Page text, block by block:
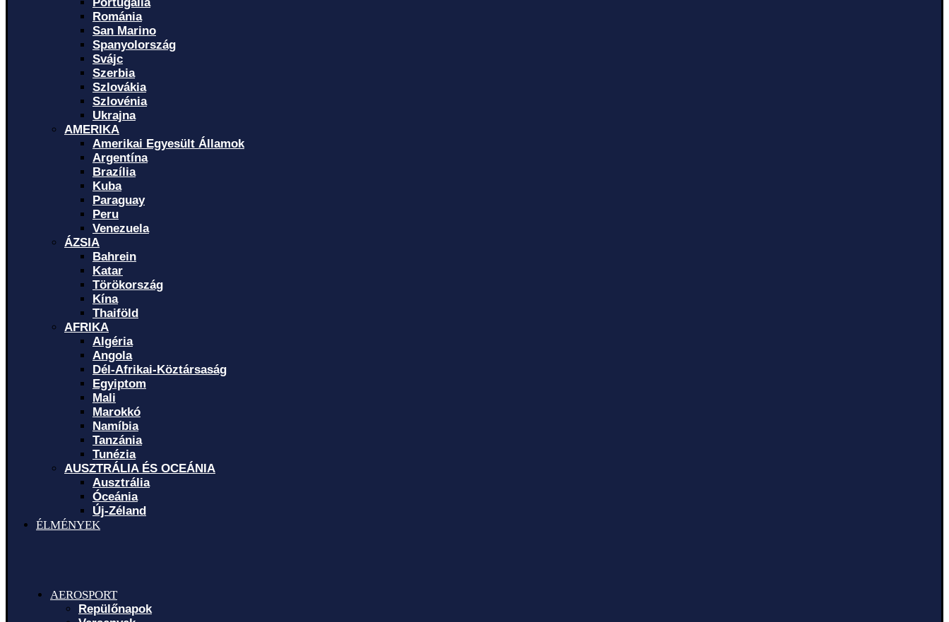
Románia
San Marino
Spanyolország
Svájc
Szerbia
Szlovákia
Szlovénia
Ukrajna
AMERIKA
Amerikai Egyesült Államok
Argentína
Brazília
Kuba
Paraguay
Peru
Venezuela
ÁZSIA
Bahrein
Katar
Törökország
Kína
Thaiföld
AFRIKA
Algéria
Angola
Dél-Afrikai-Köztársaság
Egyiptom
Mali
Marokkó
Namíbia
Tanzánia
Tunézia
AUSZTRÁLIA ÉS OCEÁNIA
Ausztrália
Óceánia
Új-Zéland
ÉLMÉNYEK
AEROSPORT
Repülőnapok